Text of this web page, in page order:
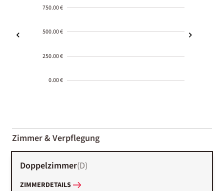
750.00 €
500.00 €
250.00 €
0.00 €
01-02
Zimmer & Verpflegung
Doppelzimmer(D)
ZIMMERDETAILS